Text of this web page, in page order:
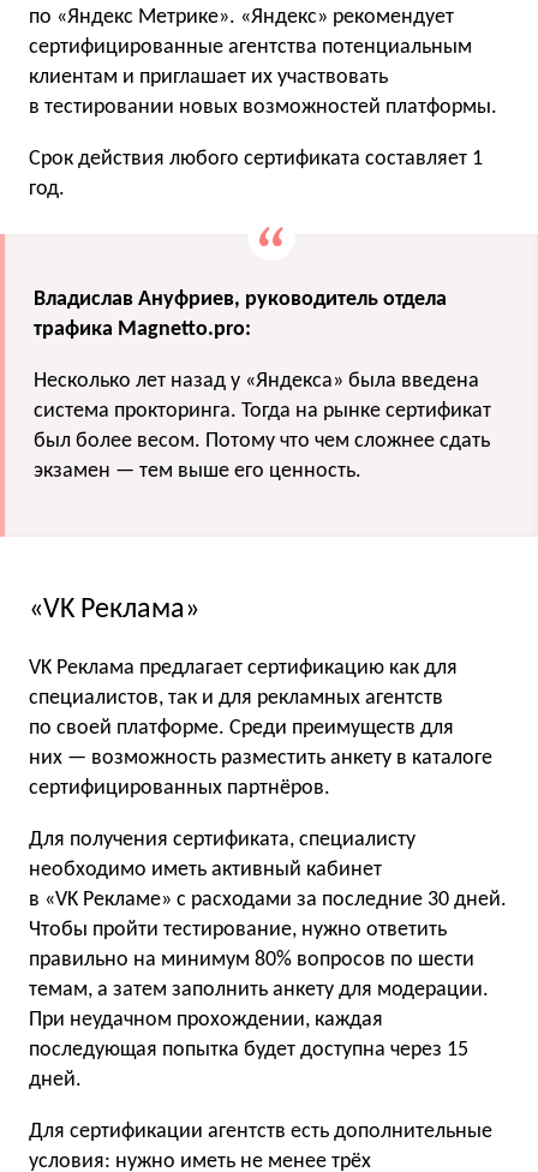
по «Яндекс Метрике». «Яндекс» рекомендует
сертифицированные агентства потенциальным
клиентам и приглашает их участвовать
в тестировании новых возможностей платформы.
Срок действия любого сертификата составляет 1
год.
Владислав Ануфриев, руководитель отдела
трафика Magnetto.pro:
Несколько лет назад у «Яндекса» была введена
система прокторинга. Тогда на рынке сертификат
был более весом. Потому что чем сложнее сдать
экзамен — тем выше его ценность.
«VK Реклама»
VK Реклама предлагает сертификацию как для
специалистов, так и для рекламных агентств
по своей платформе. Среди преимуществ для
них — возможность разместить анкету в каталоге
сертифицированных партнёров.
Для получения сертификата, специалисту
необходимо иметь активный кабинет
в «VK Рекламе» с расходами за последние 30 дней.
Чтобы пройти тестирование, нужно ответить
правильно на минимум 80% вопросов по шести
темам, а затем заполнить анкету для модерации.
При неудачном прохождении, каждая
последующая попытка будет доступна через 15
дней.
Для сертификации агентств есть дополнительные
условия: нужно иметь не менее трёх